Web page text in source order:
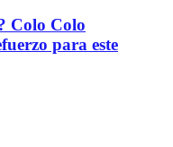
Colo Colo
para este